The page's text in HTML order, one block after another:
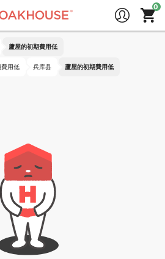
蘆屋的初期費用低
費用低 兵库县 蘆屋的初期費用低